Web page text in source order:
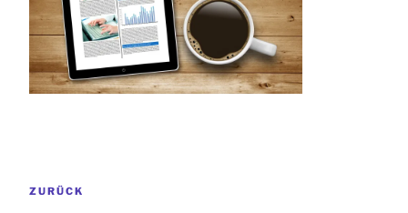
Vorheriger
ZURÜCK